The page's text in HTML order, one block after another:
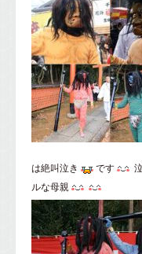
は絶叫泣き
です
ルな母親